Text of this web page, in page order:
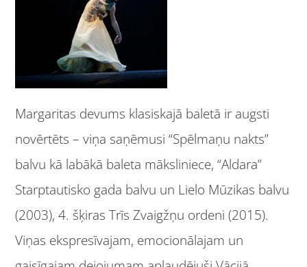
Margaritas devums klasiskajā baletā ir augsti
novērtēts – viņa saņēmusi “Spēlmaņu nakts”
balvu kā labākā baleta māksliniece, “Aldara”
Starptautisko gada balvu un Lielo Mūzikas balvu
(2003), 4. šķiras Trīs Zvaigžņu ordeni (2015).
Viņas ekspresīvajam, emocionālajam un